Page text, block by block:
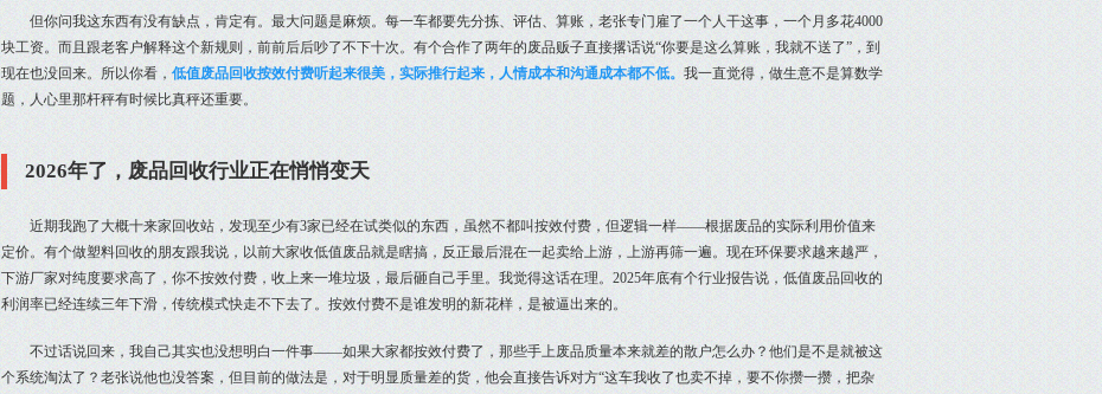
但你问我这东西有没有缺点，肯定有。最大问题是麻烦。每一车都要先分拣、评估、算账，老张专门雇了一个人干这事，一个月多花4000
块工资。而且跟老客户解释这个新规则，前前后后吵了不下十次。有个合作了两年的废品贩子直接撂话说“你要是这么算账，我就不送了”，到
现在也没回来。所以你看， 低值废品回收按效付费听起来很美，实际推行起来，人情成本和沟通成本都不低。 我一直觉得，做生意不是算数学
题，人心里那杆秤有时候比真秤还重要。
2026年了，废品回收行业正在悄悄变天
近期我跑了大概十来家回收站，发现至少有3家已经在试类似的东西，虽然不都叫按效付费，但逻辑一样——根据废品的实际利用价值来
定价。有个做塑料回收的朋友跟我说，以前大家收低值废品就是瞎搞，反正最后混在一起卖给上游，上游再筛一遍。现在环保要求越来越严，
下游厂家对纯度要求高了，你不按效付费，收上来一堆垃圾，最后砸自己手里。我觉得这话在理。2025年底有个行业报告说，低值废品回收的
利润率已经连续三年下滑，传统模式快走不下去了。按效付费不是谁发明的新花样，是被逼出来的。
不过话说回来，我自己其实也没想明白一件事——如果大家都按效付费了，那些手上废品质量本来就差的散户怎么办？他们是不是就被这
个系统淘汰了？老张说他也没答案，但目前的做法是，对于明显质量差的货，他会直接告诉对方“这车我收了也卖不掉，要不你攒一攒，把杂